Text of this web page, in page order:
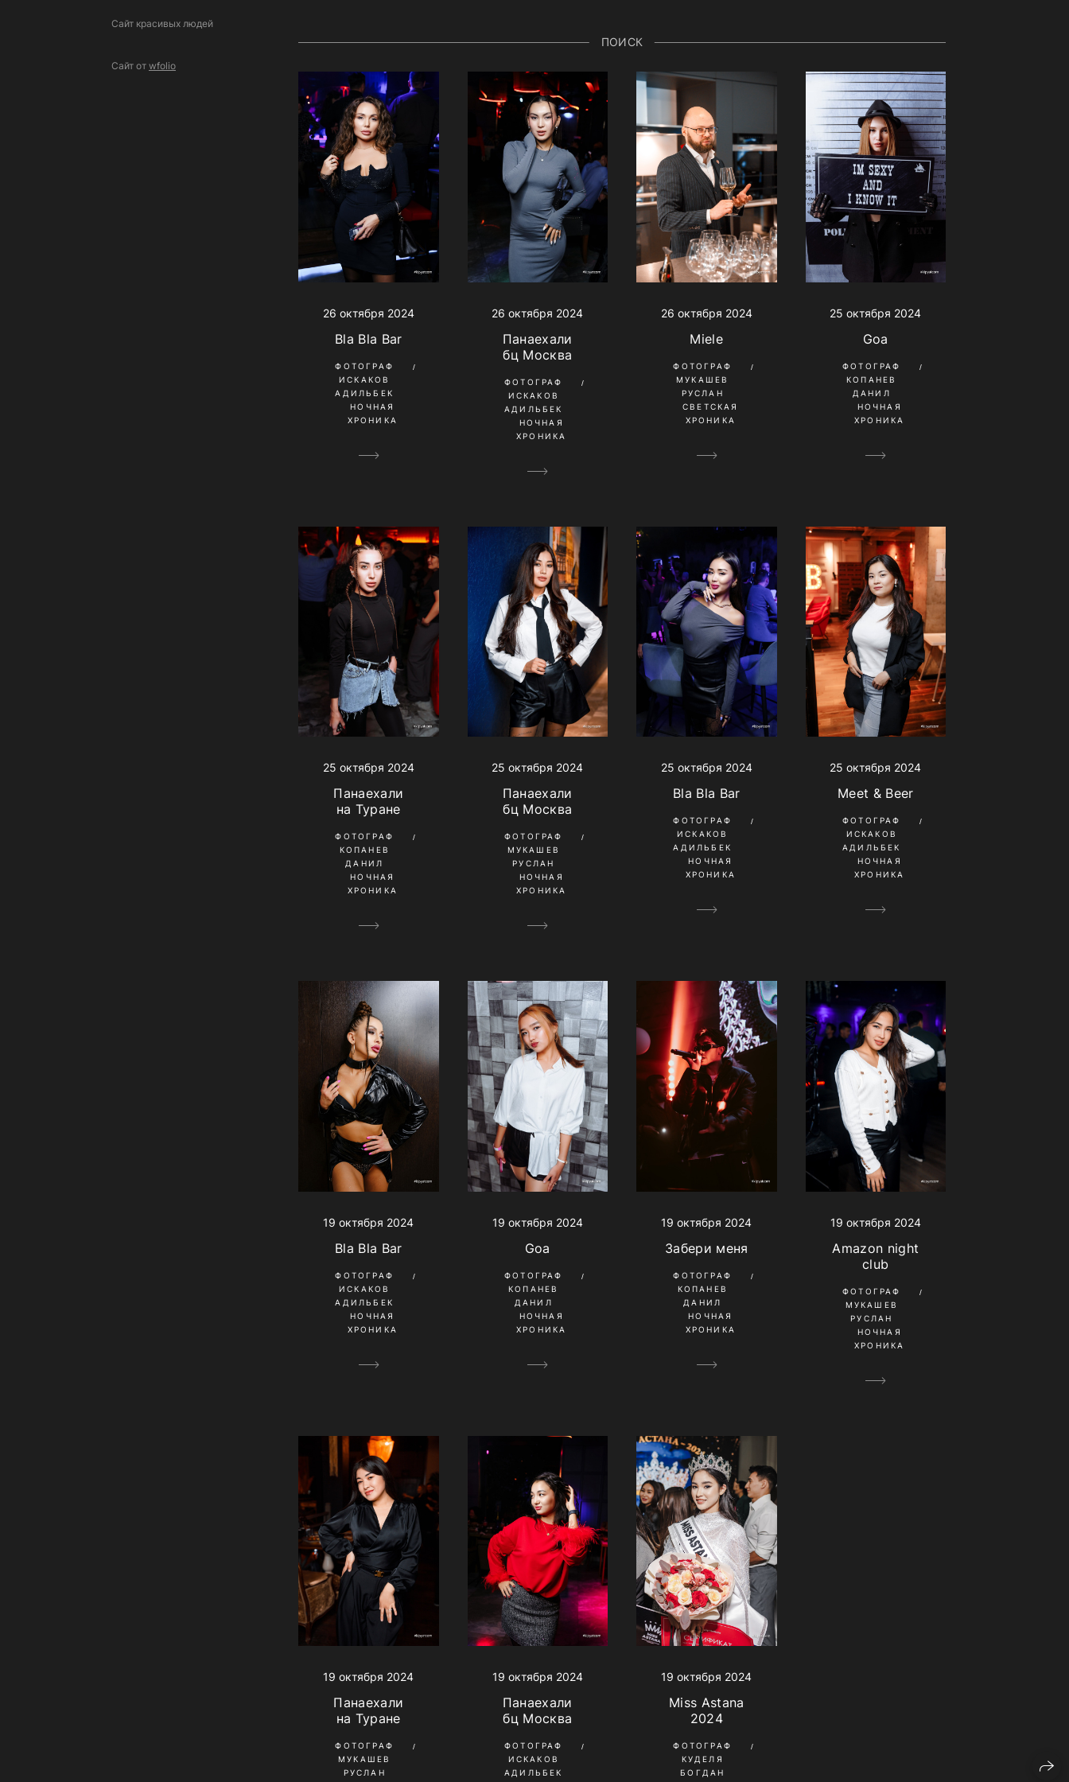
Сайт красивых людей
Сайт от wfolio
ПОИСК
26 октября 2024
Bla Bla Bar
ФОТОГРАФ
ИСКАКОВ
АДИЛЬБЕК
НОЧНАЯ
ХРОНИКА
26 октября 2024
Панаехали
бц Москва
ФОТОГРАФ
ИСКАКОВ
АДИЛЬБЕК
НОЧНАЯ
ХРОНИКА
26 октября 2024
Miele
ФОТОГРАФ
МУКАШЕВ
РУСЛАН
СВЕТСКАЯ
ХРОНИКА
25 октября 2024
Goa
ФОТОГРАФ
КОПАНЕВ
ДАНИЛ
НОЧНАЯ
ХРОНИКА
25 октября 2024
Панаехали
на Туране
ФОТОГРАФ
КОПАНЕВ
ДАНИЛ
НОЧНАЯ
ХРОНИКА
25 октября 2024
Панаехали
бц Москва
ФОТОГРАФ
МУКАШЕВ
РУСЛАН
НОЧНАЯ
ХРОНИКА
25 октября 2024
Bla Bla Bar
ФОТОГРАФ
ИСКАКОВ
АДИЛЬБЕК
НОЧНАЯ
ХРОНИКА
25 октября 2024
Meet & Beer
ФОТОГРАФ
ИСКАКОВ
АДИЛЬБЕК
НОЧНАЯ
ХРОНИКА
19 октября 2024
Bla Bla Bar
ФОТОГРАФ
ИСКАКОВ
АДИЛЬБЕК
НОЧНАЯ
ХРОНИКА
19 октября 2024
Goa
ФОТОГРАФ
КОПАНЕВ
ДАНИЛ
НОЧНАЯ
ХРОНИКА
19 октября 2024
Забери меня
ФОТОГРАФ
КОПАНЕВ
ДАНИЛ
НОЧНАЯ
ХРОНИКА
19 октября 2024
Amazon night
club
ФОТОГРАФ
МУКАШЕВ
РУСЛАН
НОЧНАЯ
ХРОНИКА
19 октября 2024
Панаехали
на Туране
ФОТОГРАФ
МУКАШЕВ
РУСЛАН
19 октября 2024
Панаехали
бц Москва
ФОТОГРАФ
ИСКАКОВ
АДИЛЬБЕК
19 октября 2024
Miss Astana
2024
ФОТОГРАФ
КУДЕЛЯ
БОГДАН